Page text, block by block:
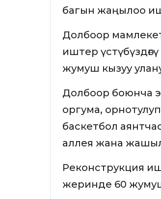
багын жаңылоо
Долбоор
иштер
жумуш кызуу
Долбоор боюнча
оргума,
баскетбол
аллея жана
Реконструкция
жеринде 60